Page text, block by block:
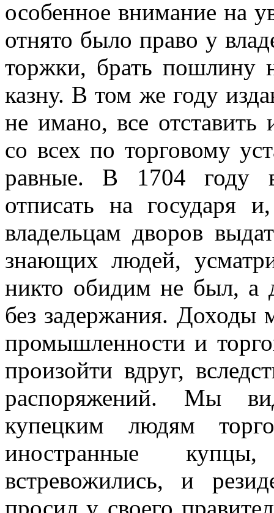
особенное внимание на
отнято было право у
торжки, брать пошлину
казну. В том же году
не имано, все
со всех по торговому
равные. В 1704 году
отписать на государя
владельцам дворов
знающих людей,
никто обидим не был, а
без задержания. Доходы
промышленности и
произойти вдруг,
распоряжений. Мы
купецким людям
иностранные
встревожились, и